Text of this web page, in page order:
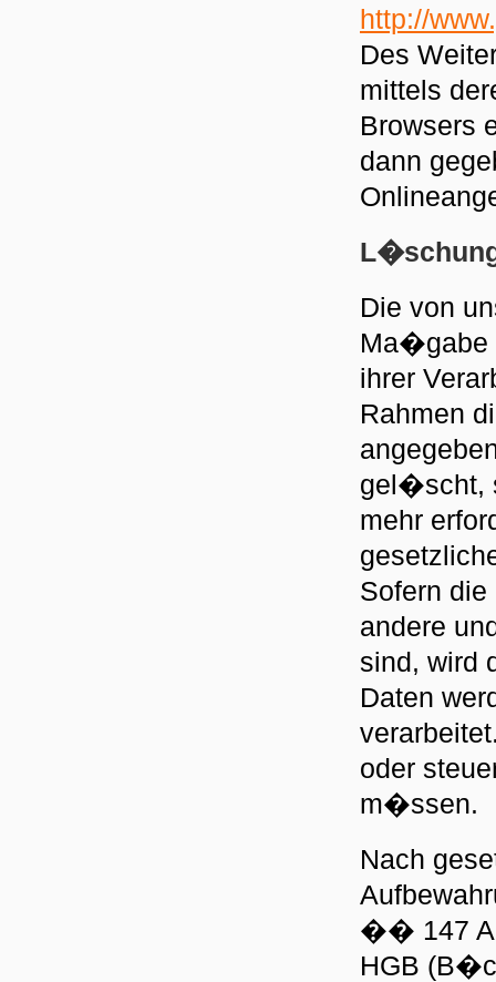
http://
Des
mittels
Browsers
dann
Die von
Ma�gabe
ihrer
Rahmen
gel�scht,
mehr
Sofern
andere
sind, wird
Daten
oder
m�ssen.
Nach
�� 147
HGB